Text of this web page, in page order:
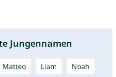
Jungennamen
Matteo Liam Noah